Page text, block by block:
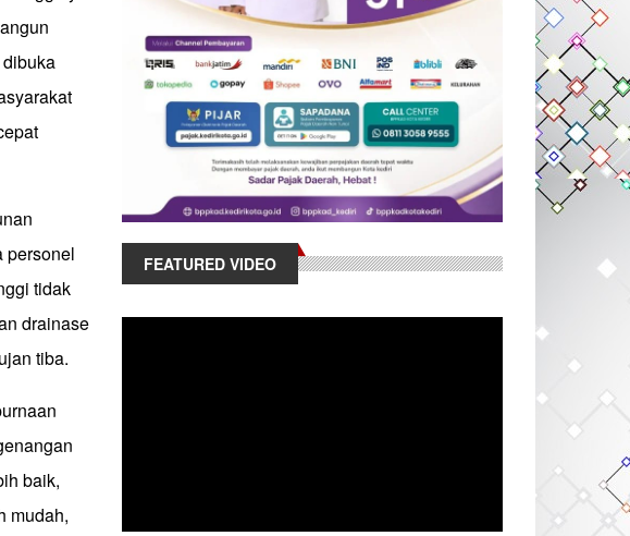
personel
tidak
drainase
tiba.
baik,
mudah,
FEATURED VIDEO